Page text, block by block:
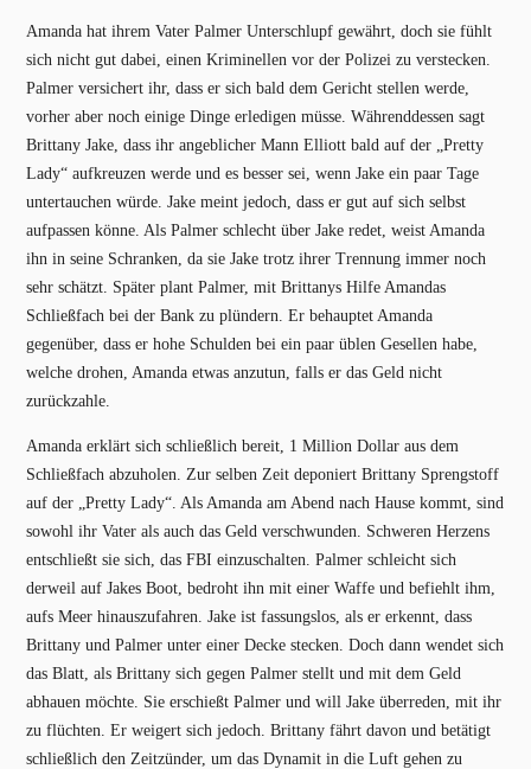
Amanda hat ihrem Vater Palmer Unterschlupf gewährt, doch sie fühlt
sich nicht gut dabei, einen Kriminellen vor der Polizei zu verstecken.
Palmer versichert ihr, dass er sich bald dem Gericht stellen werde,
vorher aber noch einige Dinge erledigen müsse. Währenddessen sagt
Brittany Jake, dass ihr angeblicher Mann Elliott bald auf der „Pretty
Lady“ aufkreuzen werde und es besser sei, wenn Jake ein paar Tage
untertauchen würde. Jake meint jedoch, dass er gut auf sich selbst
aufpassen könne. Als Palmer schlecht über Jake redet, weist Amanda
ihn in seine Schranken, da sie Jake trotz ihrer Trennung immer noch
sehr schätzt. Später plant Palmer, mit Brittanys Hilfe Amandas
Schließfach bei der Bank zu plündern. Er behauptet Amanda
gegenüber, dass er hohe Schulden bei ein paar üblen Gesellen habe,
welche drohen, Amanda etwas anzutun, falls er das Geld nicht
zurückzahle.
Amanda erklärt sich schließlich bereit, 1 Million Dollar aus dem
Schließfach abzuholen. Zur selben Zeit deponiert Brittany Sprengstoff
auf der „Pretty Lady“. Als Amanda am Abend nach Hause kommt, sind
sowohl ihr Vater als auch das Geld verschwunden. Schweren Herzens
entschließt sie sich, das FBI einzuschalten. Palmer schleicht sich
derweil auf Jakes Boot, bedroht ihn mit einer Waffe und befiehlt ihm,
aufs Meer hinauszufahren. Jake ist fassungslos, als er erkennt, dass
Brittany und Palmer unter einer Decke stecken. Doch dann wendet sich
das Blatt, als Brittany sich gegen Palmer stellt und mit dem Geld
abhauen möchte. Sie erschießt Palmer und will Jake überreden, mit ihr
zu flüchten. Er weigert sich jedoch. Brittany fährt davon und betätigt
schließlich den Zeitzünder, um das Dynamit in die Luft gehen zu